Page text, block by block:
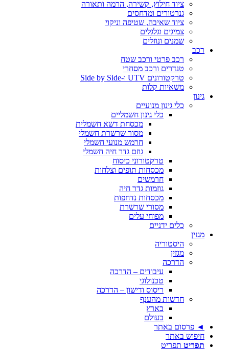
ציוד חילוץ, קשירה, הרמה ותאורה
גנרטורים ומדחסים
ציוד שאיבה, שטיפה וניקוי
צמיגים וגלגלים
שמנים ונוזלים
רכב
רכב פרטי ורכב שטח
טנדרים ורכב מסחרי
טרקטורונים UTV ו-Side by Side
משאיות קלות
גינון
כלי גינון מנועיים
כלי גינון חשמליים
מכסחת דשא חשמלית
מסור שרשרת חשמלי
חרמש מנועי חשמלי
גוזם גדר חיה חשמלי
טרקטורוני כיסוח
מכסחות תופים וצלחות
חרמשים
גוזמות גדר חיה
מכסחות נדחפות
מסורי שרשרת
מפוחי עלים
כלים ידניים
מגזין
היסטוריה
מגזין
הדרכה
עיבודים – הדרכה
טכנולוגי
ריסוס ודישון – הדרכה
חדשות מהענף
בארץ
בעולם
◄ פרסום באתר
חיפוש באתר
תפריט תפריט